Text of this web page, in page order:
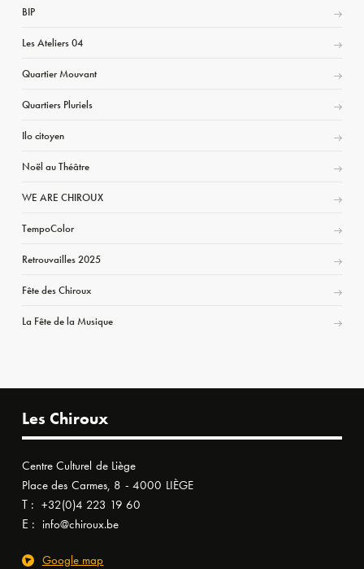
BIP
Les Ateliers 04
Quartier Mouvant
Quartiers Pluriels
Ilo citoyen
Noël au Théâtre
WE ARE CHIROUX
TempoColor
Retrouvailles 2025
Fête des Chiroux
La Fête de la Musique
Les Chiroux
Centre Culturel de Liège
Place des Carmes, 8 - 4000 LIÈGE
T : +32(0)4 223 19 60
E : info@chiroux.be
Google map